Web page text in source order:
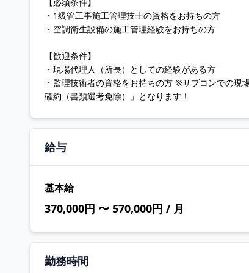
・1級管工事施工管理技士の資格をお持ちの方
・空調衛生設備の施工管理経験をお持ちの方
【歓迎条件】
・現場代理人（所長）としての経験がある方
・監理技術者の資格をお持ちの方 ※サブコンでの
確約（書類選考免除）」となります！
給与
基本給
370,000円 〜 570,000円 / 月
勤務時間